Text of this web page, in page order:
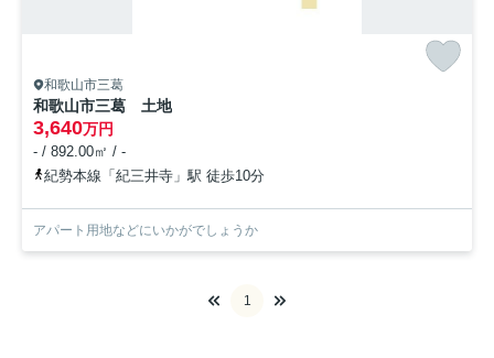
和歌山市三葛
和歌山市三葛 土地
3,640万円
- / 892.00㎡ / -
紀勢本線「紀三井寺」駅 徒歩10分
アパート用地などにいかがでしょうか
1